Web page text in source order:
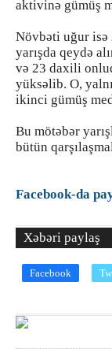
aktivinə gümüş
Növbəti uğur isə
yarışda qeydə
və 23 daxili
yüksəlib. O,
ikinci gümüş
Bu mötəbər
bütün
Facebook-da
Xəbəri paylaş
Facebook